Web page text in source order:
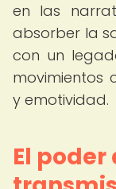
en las
absorber la
con un
movimientos
y emotividad.
El